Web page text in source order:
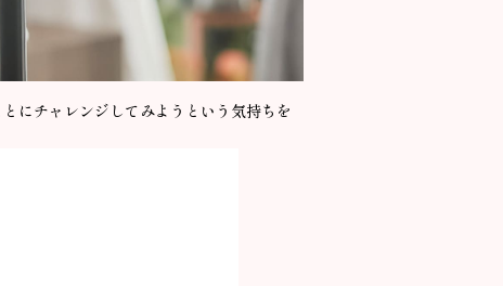
にチャレンジしてみようという気持ちを